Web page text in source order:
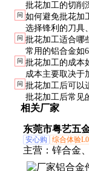
批花加工的切削
度。但对于高精
安全。
问 如何避免批花加
选择锋利的刀具
毛刺。加工后还
光。
问 批花加工适合哪
常用的铝合金如
的7系列铝合金
问 批花加工的成本
成本主要取决于
复杂纹理和小批
问 批花加工后可以
批花加工后常见
极氧化可以增强
相关厂家
东莞市粤艺五
安心购 综合体验L0
主营： 锌合金
牌、铝对戒、